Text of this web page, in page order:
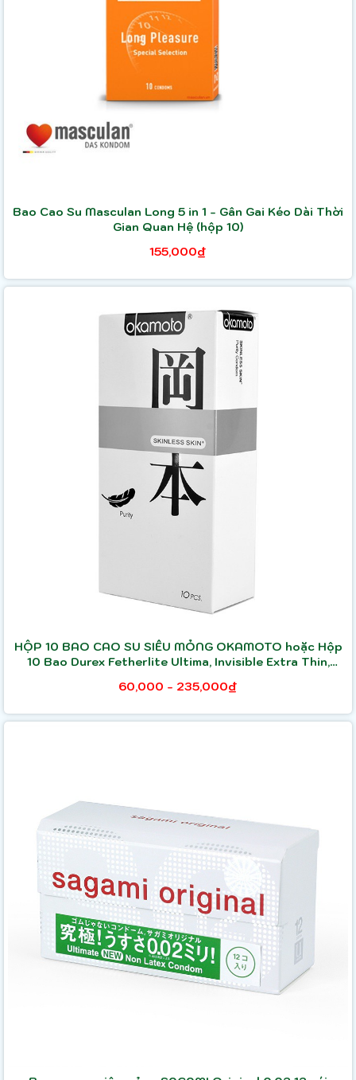
Bao Cao Su Masculan Long 5 in 1 - Gân Gai Kéo Dài Thời
Gian Quan Hệ (hộp 10)
155,000₫
HỘP 10 BAO CAO SU SIÊU MỎNG OKAMOTO hoặc Hộp
10 Bao Durex Fetherlite Ultima, Invisible Extra Thin,
60,000 - 235,000₫